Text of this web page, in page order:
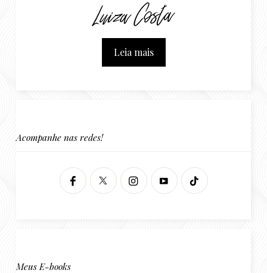
Leia mais
Acompanhe nas redes!
Meus E-books